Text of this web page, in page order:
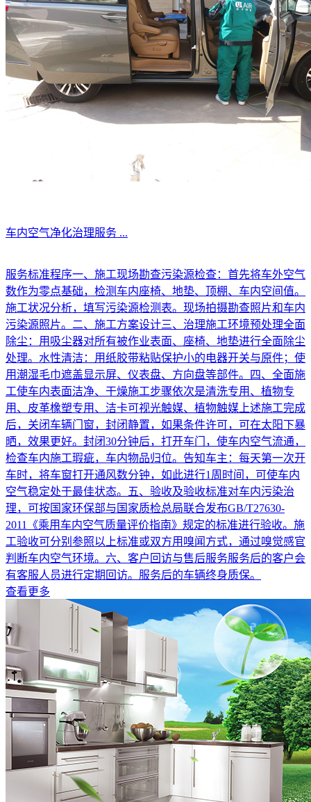
车内空气净化治理服务 ...
服务标准程序一、施工现场勘查污染源检查：首先将车外空气
数作为零点基础，检测车内座椅、地垫、顶棚、车内空间值。
施工状况分析，填写污染源检测表。现场拍摄勘查照片和车内
污染源照片。二、施工方案设计三、治理施工环境预处理全面
除尘：用吸尘器对所有被作业表面、座椅、地垫进行全面除尘
处理。水性清洁：用纸胶带粘贴保护小的电器开关与原件；使
用潮湿毛巾遮盖显示屏、仪表盘、方向盘等部件。四、全面施
工使车内表面洁净、干燥施工步骤依次是清洗专用、植物专
用、皮革橡塑专用、洁卡可视光触媒、植物触媒上述施工完成
后，关闭车辆门窗，封闭静置，如果条件许可，可在太阳下暴
晒，效果更好。封闭30分钟后，打开车门，使车内空气流通，
检查车内施工瑕疵，车内物品归位。告知车主：每天第一次开
车时，将车窗打开通风数分钟，如此进行1周时间，可使车内
空气稳定处于最佳状态。五、验收及验收标准对车内污染治
理，可按国家环保部与国家质检总局联合发布GB/T27630-
2011《乘用车内空气质量评价指南》规定的标准进行验收。施
工验收可分别参照以上标准或双方用嗅闻方式，通过嗅觉感官
判断车内空气环境。六、客户回访与售后服务服务后的客户会
有客服人员进行定期回访。服务后的车辆终身质保。
查看更多